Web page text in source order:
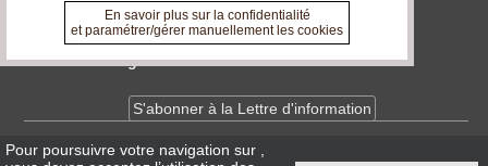
A propos de tvlocale.fr
Devenir délégué
S'abonner à la Lettre d'information
InfosCNIL/RGPD
Pour poursuivre votre navigation sur
En savoir plus sur la confidentialité
et paramétrer/gérer manuellement les cookies